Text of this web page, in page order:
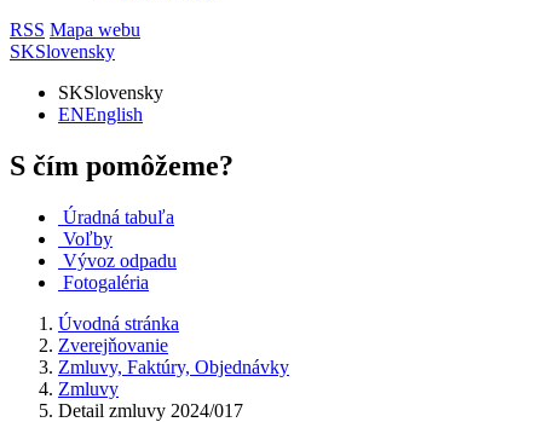
RSS Mapa webu
SKSlovensky
SKSlovensky
ENEnglish
S čím pomôžeme?
Úradná tabuľa
Voľby
Vývoz odpadu
Fotogaléria
Úvodná stránka
Zverejňovanie
Zmluvy, Faktúry, Objednávky
Zmluvy
Detail zmluvy 2024/017